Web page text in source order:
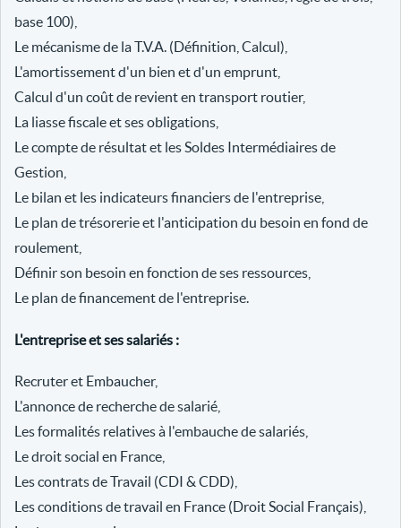
base 100),
Le mécanisme de la T.V.A. (Définition, Calcul),
L'amortissement d'un bien et d'un emprunt,
Calcul d'un coût de revient en transport routier,
La liasse fiscale et ses obligations,
Le compte de résultat et les Soldes Intermédiaires de
Gestion,
Le bilan et les indicateurs financiers de l'entreprise,
Le plan de trésorerie et l'anticipation du besoin en fond de
roulement,
Définir son besoin en fonction de ses ressources,
Le plan de financement de l'entreprise.
L'entreprise et ses salariés :
Recruter et Embaucher,
L'annonce de recherche de salarié,
Les formalités relatives à l'embauche de salariés,
Le droit social en France,
Les contrats de Travail (CDI & CDD),
Les conditions de travail en France (Droit Social Français),